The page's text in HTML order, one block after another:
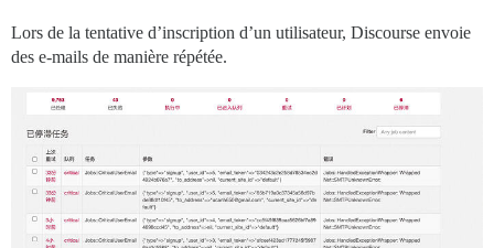
Lors de la tentative d’inscription d’un utilisateur, Discourse envoie
des e-mails de manière répétée.